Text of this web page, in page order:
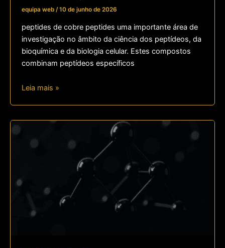
equipa web /10 de junho de 2026
peptides de cobre peptides uma importante área de
investigação no âmbito da ciência dos peptídeos, da
bioquímica e da biologia celular. Estes compostos
combinam peptídeos específicos
Leia mais »